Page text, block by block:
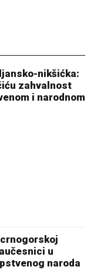
nikšićka:
zahvalnost
i narodnom
u
naroda